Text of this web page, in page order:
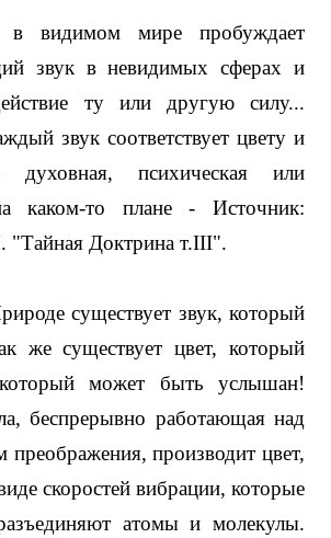
видимом мире пробуждает
звук в невидимых сферах и
ту или другую силу...
звук соответствует цвету и
психическая или
каком-то плане - Источник:
"Тайная Доктрина т.III".
существует звук, который
же существует цвет, который
может быть услышан!
беспрерывно работающая над
преображения, производит цвет,
скоростей вибрации, которые
атомы и молекулы.